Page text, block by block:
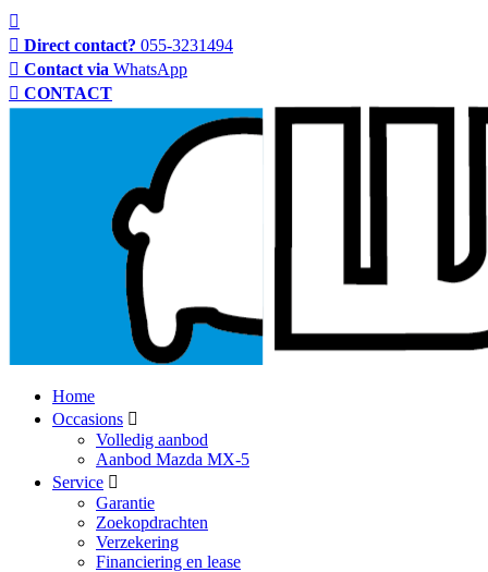
Direct contact? 055-3231494
Contact via WhatsApp
CONTACT
Home
Occasions
Volledig aanbod
Aanbod Mazda MX-5
Service
Garantie
Zoekopdrachten
Verzekering
Financiering en lease